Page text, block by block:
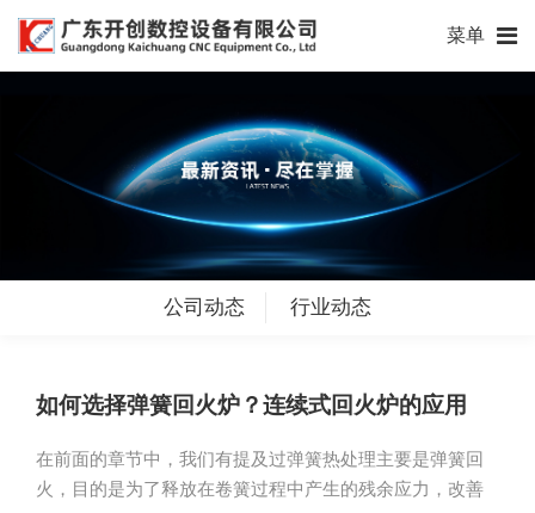
菜单
公司动态 行业动态
如何选择弹簧回火炉？连续式回火炉的应用
在前面的章节中，我们有提及过弹簧热处理主要是弹簧回
火，目的是为了释放在卷簧过程中产生的残余应力，改善